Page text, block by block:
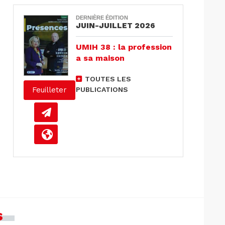
Feuilleter
DERNIÈRE ÉDITION
JUIN-JUILLET 2026
UMIH 38 : la profession
a sa maison
TOUTES LES
PUBLICATIONS